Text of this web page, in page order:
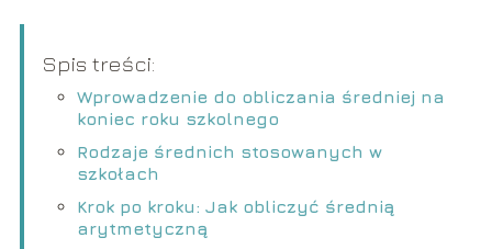
Spis treści:
Wprowadzenie do obliczania średniej na
koniec roku szkolnego
Rodzaje średnich stosowanych w
szkołach
Krok po kroku: Jak obliczyć średnią
arytmetyczną